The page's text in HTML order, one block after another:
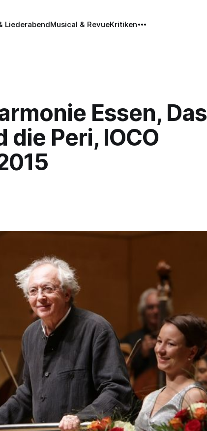
LiederabendMusical & RevueKritiken
Essen, Das
die Peri, IOCO